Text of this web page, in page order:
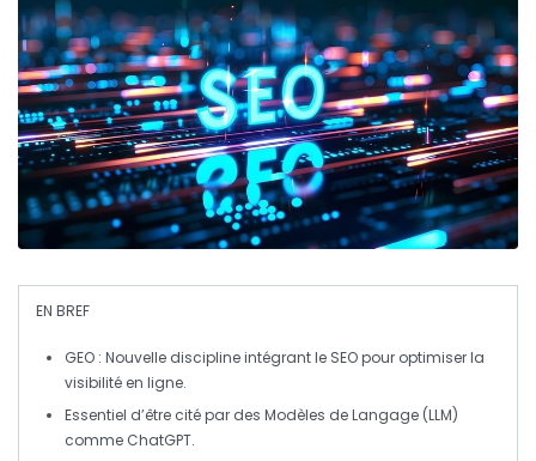
EN BREF
GEO : Nouvelle discipline intégrant le SEOpour optimiser la
visibilité en ligne.
Essentiel d’être cité par des Modèles de Langage (LLM)
comme ChatGPT.